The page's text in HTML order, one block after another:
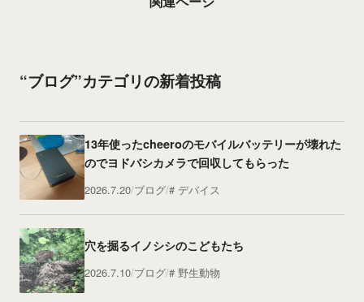
“ブログ”カテゴリの新着投稿
13年使ったcheeroのモバイルバッテリーが壊れた
のでヨドバシカメラで回収してもらった
2026.7.20 ブログ デバイス
穴を掘るイノシシのこどもたち
2026.7.10 ブログ 野生動物